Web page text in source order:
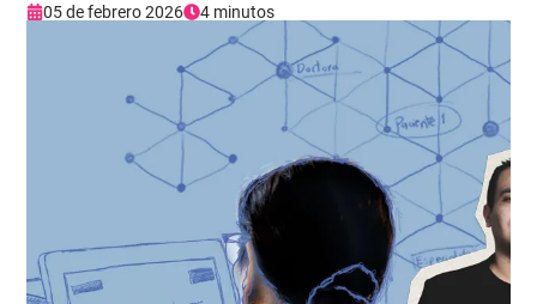
05 de febrero 2026 4 minutos